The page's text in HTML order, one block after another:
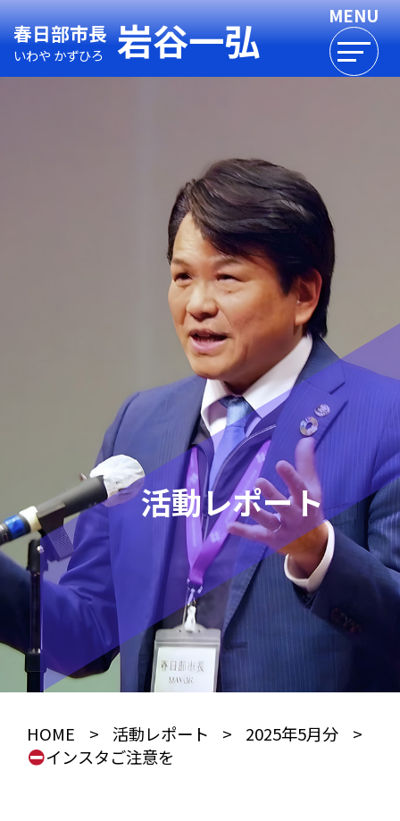
春日部市長
いわや かずひろ 岩谷一弘
活動レポート
HOME > 活動レポート > 2025年5月分
>
インスタご注意を